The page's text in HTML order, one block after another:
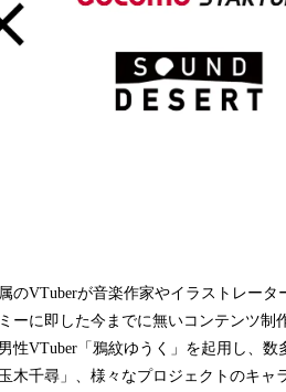
VTuberが音楽作家やイラストレータ
に即した今までに無いコンテンツ制
性VTuber「鴉紋ゆうく」を起用し、数
木千尋」、様々なプロジェクトのキャ